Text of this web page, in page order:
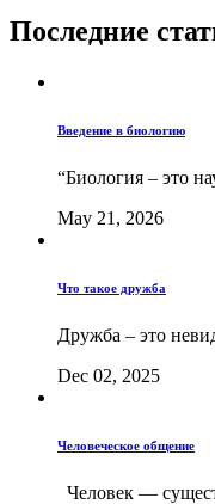
Последние
Введение в биологию
“Биология – это
May 21, 2026
Что такое дружба
Дружба – это
Dec 02, 2025
Человеческое общение
Человек —